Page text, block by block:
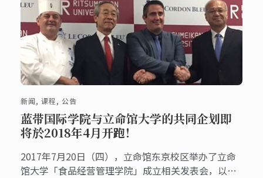
新闻, 课程, 公告
蓝带国际学院与立命馆大学的共同企划即
将於2018年4月开跑！
2017年7月20日（四），立命馆东京校区举办了立命
馆大学「食品经营管理学院」成立相关发表会，以及